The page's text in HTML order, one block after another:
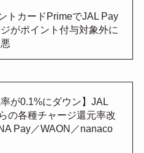
トカードPrimeでJAL Pay
がポイント付与対象外に
率が0.1%にダウン】JAL
の各種チャージ還元率改
Pay／WAON／nanaco